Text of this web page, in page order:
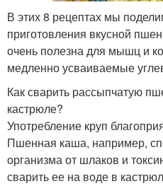
В этих 8 рецептах мы
приготовления вкусной
очень полезна для мышц и
медленно усваиваемые
Как сварить рассыпчатую
кастрюле?
Употребление круп
Пшенная каша, например,
организма от шлаков и
сварить ее на воде в